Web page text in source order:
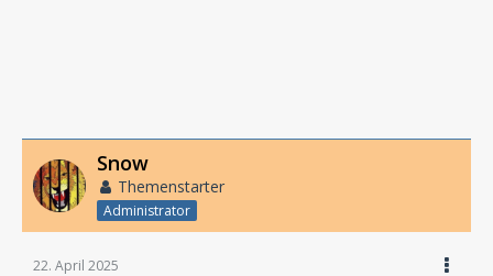
Snow
Themenstarter
Administrator
22. April 2025